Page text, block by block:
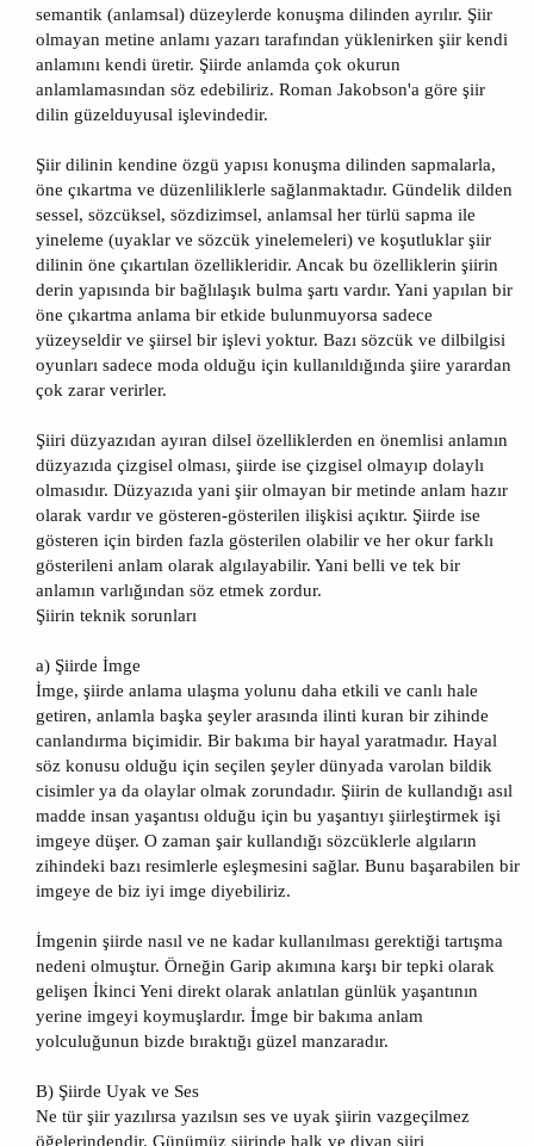
semantik (anlamsal) düzeylerde konuşma dilinden ayrılır. Şiir
olmayan metine anlamı yazarı tarafından yüklenirken şiir kendi
anlamını kendi üretir. Şiirde anlamda çok okurun
anlamlamasından söz edebiliriz. Roman Jakobson'a göre şiir
dilin güzelduyusal işlevindedir.
Şiir dilinin kendine özgü yapısı konuşma dilinden sapmalarla,
öne çıkartma ve düzenliliklerle sağlanmaktadır. Gündelik dilden
sessel, sözcüksel, sözdizimsel, anlamsal her türlü sapma ile
yineleme (uyaklar ve sözcük yinelemeleri) ve koşutluklar şiir
dilinin öne çıkartılan özellikleridir. Ancak bu özelliklerin şiirin
derin yapısında bir bağlılaşık bulma şartı vardır. Yani yapılan bir
öne çıkartma anlama bir etkide bulunmuyorsa sadece
yüzeyseldir ve şiirsel bir işlevi yoktur. Bazı sözcük ve dilbilgisi
oyunları sadece moda olduğu için kullanıldığında şiire yarardan
çok zarar verirler.
Şiiri düzyazıdan ayıran dilsel özelliklerden en önemlisi anlamın
düzyazıda çizgisel olması, şiirde ise çizgisel olmayıp dolaylı
olmasıdır. Düzyazıda yani şiir olmayan bir metinde anlam hazır
olarak vardır ve gösteren-gösterilen ilişkisi açıktır. Şiirde ise
gösteren için birden fazla gösterilen olabilir ve her okur farklı
gösterileni anlam olarak algılayabilir. Yani belli ve tek bir
anlamın varlığından söz etmek zordur.
Şiirin teknik sorunları
a) Şiirde İmge
İmge, şiirde anlama ulaşma yolunu daha etkili ve canlı hale
getiren, anlamla başka şeyler arasında ilinti kuran bir zihinde
canlandırma biçimidir. Bir bakıma bir hayal yaratmadır. Hayal
söz konusu olduğu için seçilen şeyler dünyada varolan bildik
cisimler ya da olaylar olmak zorundadır. Şiirin de kullandığı asıl
madde insan yaşantısı olduğu için bu yaşantıyı şiirleştirmek işi
imgeye düşer. O zaman şair kullandığı sözcüklerle algıların
zihindeki bazı resimlerle eşleşmesini sağlar. Bunu başarabilen bir
imgeye de biz iyi imge diyebiliriz.
İmgenin şiirde nasıl ve ne kadar kullanılması gerektiği tartışma
nedeni olmuştur. Örneğin Garip akımına karşı bir tepki olarak
gelişen İkinci Yeni direkt olarak anlatılan günlük yaşantının
yerine imgeyi koymuşlardır. İmge bir bakıma anlam
yolculuğunun bizde bıraktığı güzel manzaradır.
B) Şiirde Uyak ve Ses
Ne tür şiir yazılırsa yazılsın ses ve uyak şiirin vazgeçilmez
öğelerindendir. Günümüz şiirinde halk ve divan şiiri